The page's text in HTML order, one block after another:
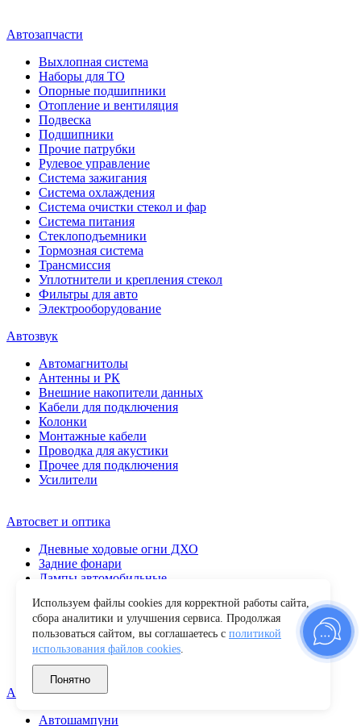
Автозапчасти
Выхлопная система
Наборы для ТО
Опорные подшипники
Отопление и вентиляция
Подвеска
Подшипники
Прочие патрубки
Рулевое управление
Система зажигания
Система охлаждения
Система очистки стекол и фар
Система питания
Стеклоподъемники
Тормозная система
Трансмиссия
Уплотнители и крепления стекол
Фильтры для авто
Электрооборудование
Автозвук
Автомагнитолы
Антенны и РК
Внешние накопители данных
Кабели для подключения
Колонки
Монтажные кабели
Проводка для акустики
Прочее для подключения
Усилители
Автосвет и оптика
Дневные ходовые огни ДХО
Задние фонари
Лампы автомобильные
Повторители поворота
Противотуманные фары
Прочие
Светодиодные балки
Фары рабочего света
Автохимия и уход
Автошампуни
Используем файлы cookies для корректной работы сайта,
сбора аналитики и улучшения сервиса. Продолжая
пользоваться сайтом, вы соглашаетесь с политикой
использования файлов cookies.
Понятно